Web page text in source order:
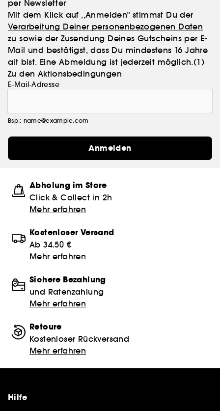
per Newsletter
Mit dem Klick auf ,,Anmelden" stimmst Du der
Verarbeitung Deiner personenbezogenen Daten
zu sowie der Zusendung Deines Gutscheins per E-
Mail und bestätigst, dass Du mindestens 16 Jahre
alt bist. Eine Abmeldung ist jederzeit möglich.(1)
Zu den Aktionsbedingungen
E-Mail-Adresse
Bsp.: name@example.com
Anmelden
Abholung im Store
Click & Collect in 2h
Mehr erfahren
Kostenloser Versand
Ab 34.50 €
Mehr erfahren
Sichere Bezahlung
und Ratenzahlung
Mehr erfahren
Retoure
Kostenloser Rückversand
Mehr erfahren
Hilfe